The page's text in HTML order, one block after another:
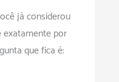
já considerou
exatamente por
que fica é: